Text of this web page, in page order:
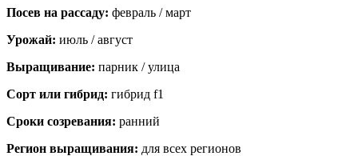
Посев на рассаду: февраль / март
Урожай: июль / август
Выращивание: парник / улица
Сорт или гибрид: гибрид f1
Сроки созревания: ранний
Регион выращивания: для всех регионов